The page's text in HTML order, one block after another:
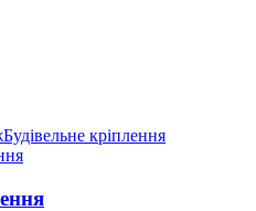
Будівельне кріплення